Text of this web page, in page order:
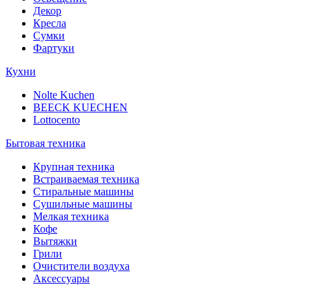
Декор
Кресла
Сумки
Фартуки
Кухни
Nolte Kuchen
BEECK KUECHEN
Lottocento
Бытовая техника
Крупная техника
Встраиваемая техника
Стиральные машины
Сушильные машины
Мелкая техника
Кофе
Вытяжки
Грили
Очистители воздуха
Аксессуары